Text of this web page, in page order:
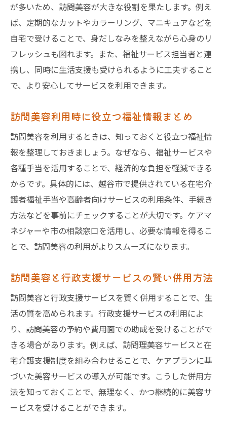
が多いため、訪問美容が大きな役割を果たします。例え
ば、定期的なカットやカラーリング、マニキュアなどを
自宅で受けることで、身だしなみを整えながら心身のリ
フレッシュも図れます。また、福祉サービス担当者と連
携し、同時に生活支援も受けられるように工夫すること
で、より安心してサービスを利用できます。
訪問美容利用時に役立つ福祉情報まとめ
訪問美容を利用するときは、知っておくと役立つ福祉情
報を整理しておきましょう。なぜなら、福祉サービスや
各種手当を活用することで、経済的な負担を軽減できる
からです。具体的には、越谷市で提供されている在宅介
護者福祉手当や高齢者向けサービスの利用条件、手続き
方法などを事前にチェックすることが大切です。ケアマ
ネジャーや市の相談窓口を活用し、必要な情報を得るこ
とで、訪問美容の利用がよりスムーズになります。
訪問美容と行政支援サービスの賢い併用方法
訪問美容と行政支援サービスを賢く併用することで、生
活の質を高められます。行政支援サービスの利用によ
り、訪問美容の予約や費用面での助成を受けることがで
きる場合があります。例えば、訪問理美容サービスと在
宅介護支援制度を組み合わせることで、ケアプランに基
づいた美容サービスの導入が可能です。こうした併用方
法を知っておくことで、無理なく、かつ継続的に美容サ
ービスを受けることができます。